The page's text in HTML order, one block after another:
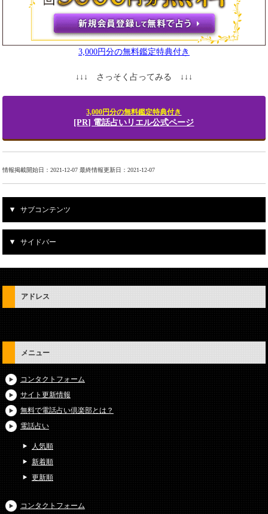
3,000円分の無料鑑定特典付き
↓↓↓ さっそく占ってみる ↓↓↓
3,000円分の無料鑑定特典付き
[PR] 電話占いリエル公式ページ
情報掲載開始日：2021-12-07 最終情報更新日：2021-12-07
サブコンテンツ
サイドバー
アドレス
メニュー
コンタクトフォーム
サイト更新情報
無料で電話占い倶楽部とは？
電話占い
人気順
新着順
更新順
コンタクトフォーム